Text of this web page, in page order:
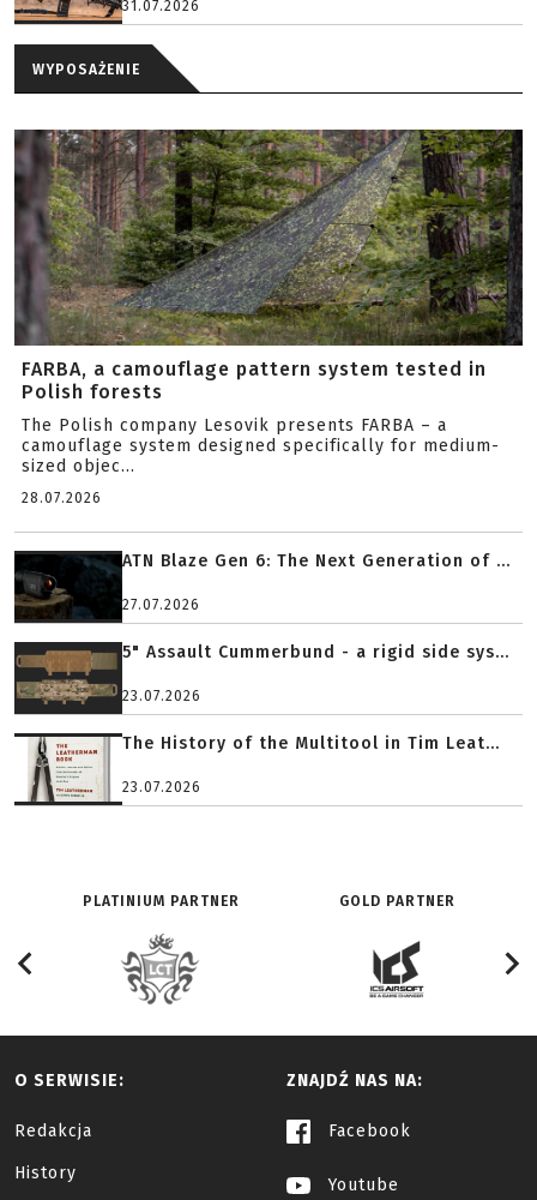
31.07.2026
WYPOSAŻENIE
FARBA, a camouflage pattern system tested in
Polish forests
The Polish company Lesovik presents FARBA – a
camouflage system designed specifically for medium-
sized objec...
28.07.2026
ATN Blaze Gen 6: The Next Generation of ...
27.07.2026
5" Assault Cummerbund - a rigid side sys...
23.07.2026
The History of the Multitool in Tim Leat...
23.07.2026
PLATINIUM PARTNER GOLD PARTNER
O SERWISIE:
Redakcja
History
ZNAJDŹ NAS NA:
Facebook
Youtube